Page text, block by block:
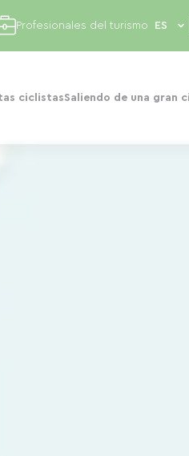
ciclistasSaliendo de una gran
Profesionales del turismo